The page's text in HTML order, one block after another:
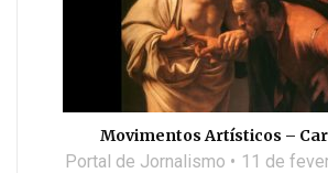
Movimentos Artísticos –
Portal de Jornalismo 11 de